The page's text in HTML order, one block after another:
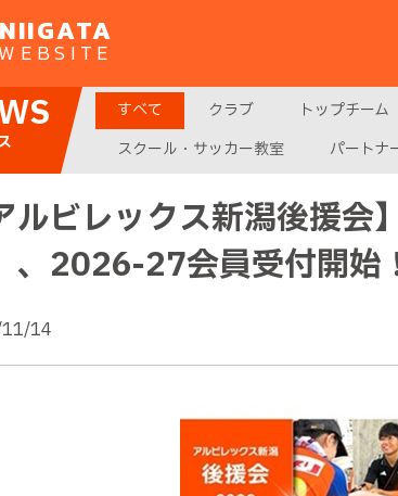
すべて クラブ トップチーム
スクール・サッカー教室
パートナ
ルビレックス新潟後援
、2026-27会員受付開始
14